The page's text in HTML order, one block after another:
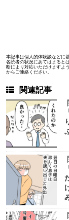
本記事は個人的体験談などに
各読者の状況にあてはまると
断により対応いただけますよ
からご連絡ください。
関連記事